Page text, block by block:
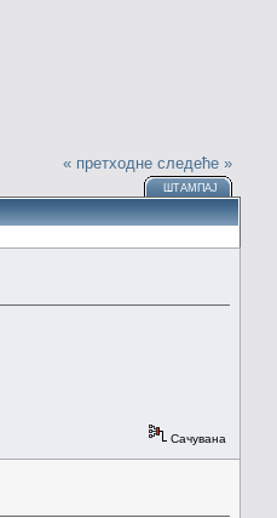
« претходне следеће »
ШТАМПАЈ
Сачувана